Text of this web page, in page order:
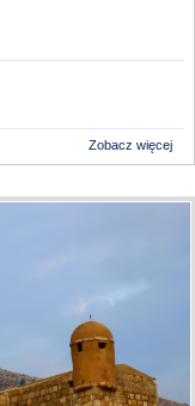
Zobacz więcej